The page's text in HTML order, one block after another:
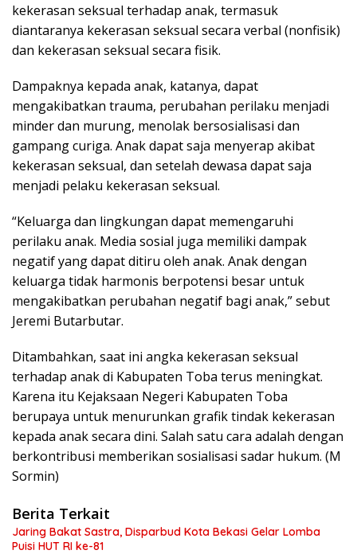
kekerasan seksual terhadap anak, termasuk
diantaranya kekerasan seksual secara verbal (nonfisik)
dan kekerasan seksual secara fisik.
Dampaknya kepada anak, katanya, dapat
mengakibatkan trauma, perubahan perilaku menjadi
minder dan murung, menolak bersosialisasi dan
gampang curiga. Anak dapat saja menyerap akibat
kekerasan seksual, dan setelah dewasa dapat saja
menjadi pelaku kekerasan seksual.
“Keluarga dan lingkungan dapat memengaruhi
perilaku anak. Media sosial juga memiliki dampak
negatif yang dapat ditiru oleh anak. Anak dengan
keluarga tidak harmonis berpotensi besar untuk
mengakibatkan perubahan negatif bagi anak,” sebut
Jeremi Butarbutar.
Ditambahkan, saat ini angka kekerasan seksual
terhadap anak di Kabupaten Toba terus meningkat.
Karena itu Kejaksaan Negeri Kabupaten Toba
berupaya untuk menurunkan grafik tindak kekerasan
kepada anak secara dini. Salah satu cara adalah dengan
berkontribusi memberikan sosialisasi sadar hukum. (M
Sormin)
Berita Terkait
Jaring Bakat Sastra, Disparbud Kota Bekasi Gelar Lomba
Puisi HUT RI ke-81